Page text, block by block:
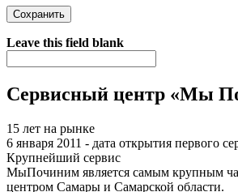
Я спамер
Leave this field blank
Сервисный центр «Мы
15 лет на рынке
6 января 2011 - дата открытия первого
Крупнейший сервис
МыПочиним является самым крупным
центром Самары и Самарской области.